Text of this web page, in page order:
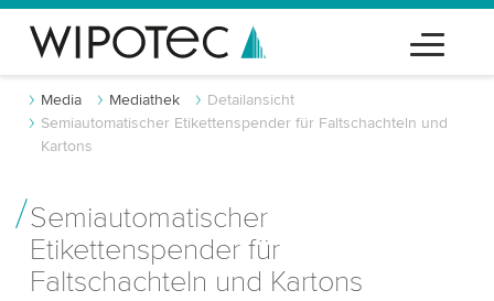
Media Mediathek
Detailansicht
Semiautomatischer Etikettenspender für Faltschachteln und
Kartons
Semiautomatischer
Etikettenspender für
Faltschachteln und Kartons